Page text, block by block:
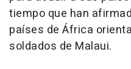
tiempo que han
países de África
soldados de Malaui.